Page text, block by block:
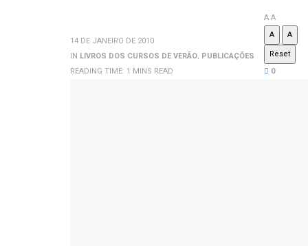
14 DE JANEIRO DE 2010
IN LIVROS DOS CURSOS DE VERÃO, PUBLICAÇÕES
READING TIME: 1 MINS READ
A A
A
A
Reset
0